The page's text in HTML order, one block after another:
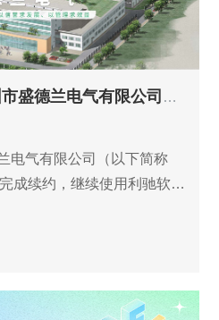
为高低压成套设备研发制
此次续约，既是对利驰软
签约快报25.12.2|深圳市盛德兰电气有限公司续约利驰报价工作室！
电气有限公司（以下简称
成续约，继续使用利驰软件
牌企业，公司深耕机械电气
研发、制造与销售，配套
的良好合作关系，也彰显了